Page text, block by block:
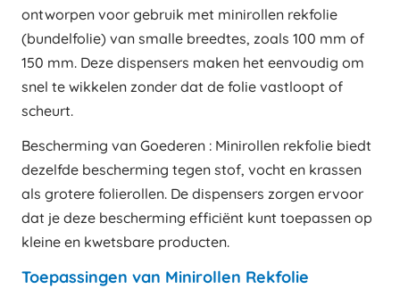
ontworpen voor gebruik met minirollen rekfolie
(bundelfolie) van smalle breedtes, zoals 100 mm of
150 mm. Deze dispensers maken het eenvoudig om
snel te wikkelen zonder dat de folie vastloopt of
scheurt.
Bescherming van Goederen : Minirollen rekfolie biedt
dezelfde bescherming tegen stof, vocht en krassen
als grotere folierollen. De dispensers zorgen ervoor
dat je deze bescherming efficiënt kunt toepassen op
kleine en kwetsbare producten.
Toepassingen van Minirollen Rekfolie